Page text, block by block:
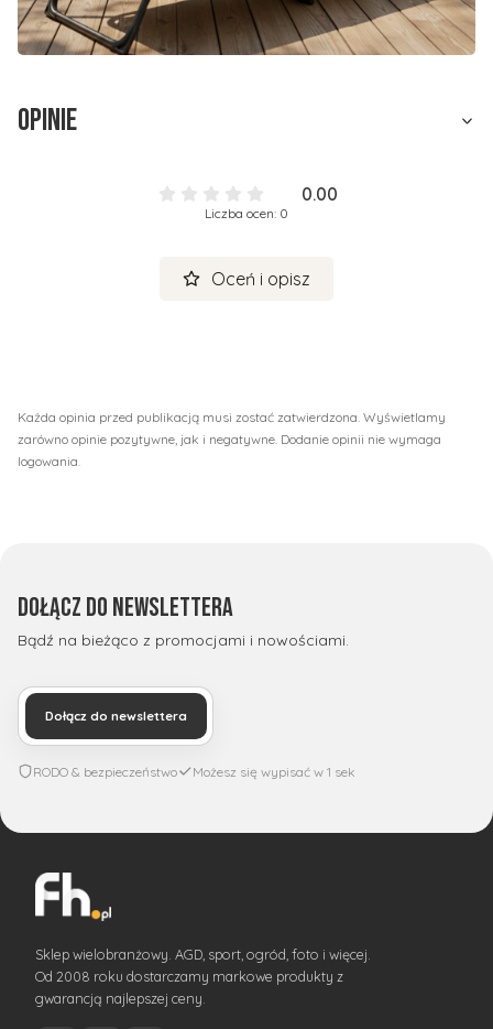
Opinie
0.00
Liczba ocen: 0
Oceń i opisz
Każda opinia przed publikacją musi zostać zatwierdzona. Wyświetlamy
zarówno opinie pozytywne, jak i negatywne. Dodanie opinii nie wymaga
logowania.
Dołącz do newslettera
Bądź na bieżąco z promocjami i nowościami.
Dołącz do newslettera
RODO & bezpieczeństwo Możesz się wypisać w 1 sek
Sklep wielobranżowy. AGD, sport, ogród, foto i więcej.
Od 2008 roku dostarczamy markowe produkty z
gwarancją najlepszej ceny.